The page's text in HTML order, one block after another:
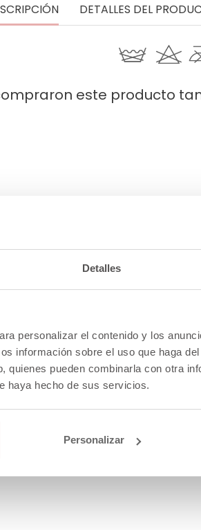
Detalles
personalizar el contenido y los
información sobre el uso que haga
quienes pueden combinarla con otra
haya hecho de sus servicios.
Personalizar
DETALLES DEL
este producto